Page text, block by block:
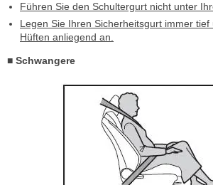
Führen Sie den Schultergurt nicht unter
Legen Sie Ihren Sicherheitsgurt immer tief
Hüften anliegend an.
■ Schwangere